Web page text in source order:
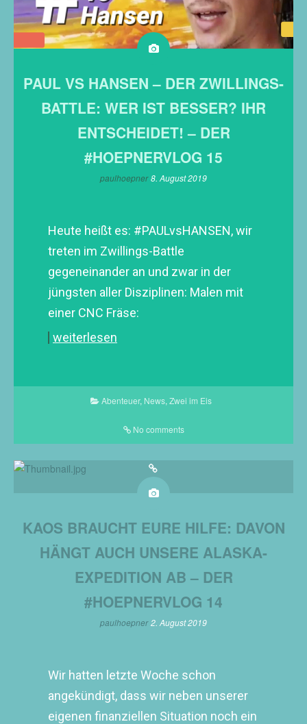
PAUL VS HANSEN – DER ZWILLINGS-
BATTLE: WER IST BESSER? IHR
ENTSCHEIDET! – DER
#HOEPNERVLOG 15
paulhoepner 8. August 2019
Heute heißt es: #PAULvsHANSEN, wir
treten im Zwillings-Battle
gegeneinander an und zwar in der
jüngsten aller Disziplinen: Malen mit
einer CNC Fräse:
weiterlesen
Abenteuer, News, Zwei im Eis
No comments
KAOS BRAUCHT EURE HILFE: DAVON
HÄNGT AUCH UNSERE ALASKA-
EXPEDITION AB – DER
#HOEPNERVLOG 14
paulhoepner 2. August 2019
Wir hatten letzte Woche schon
angekündigt, dass wir neben unserer
eigenen finanziellen Situation noch ein